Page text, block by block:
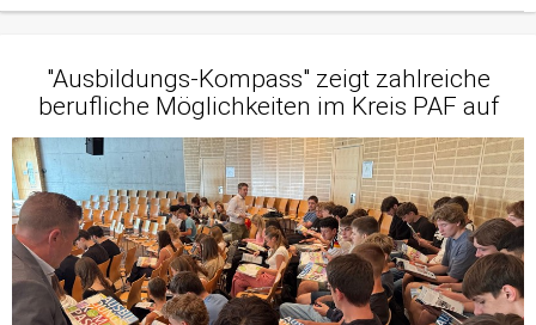
"Ausbildungs-Kompass" zeigt zahlreiche
berufliche Möglichkeiten im Kreis PAF auf